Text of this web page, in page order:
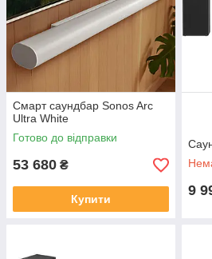
Смарт саундбар Sonos Arc
Ultra White
Готово до відправки
53 680 ₴
Купити
9